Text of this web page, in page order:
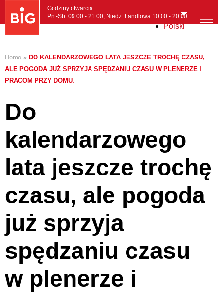
Polski
Godziny otwarcia:
Pn.-Sb. 09:00 - 21:00, Niedz. handlowa 10:00 - 20:00
Home » DO KALENDARZOWEGO LATA JESZCZE TROCHĘ CZASU,
ALE POGODA JUŻ SPRZYJA SPĘDZANIU CZASU W PLENERZE I
PRACOM PRZY DOMU.
Do
kalendarzowego
lata jeszcze trochę
czasu, ale pogoda
już sprzyja
spędzaniu czasu
w plenerze i